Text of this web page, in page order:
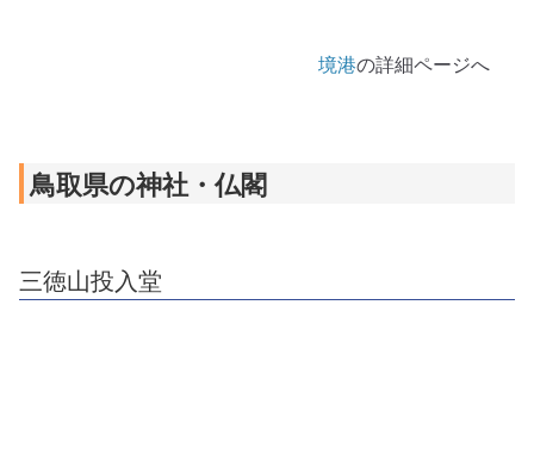
境港の詳細ページへ
鳥取県の神社・仏閣
三徳山投入堂